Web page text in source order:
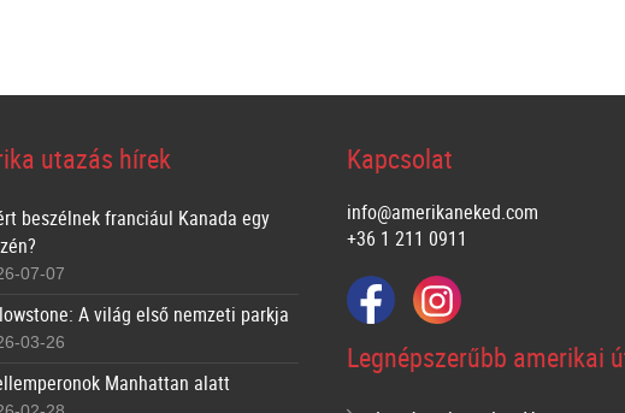
utazás hírek
beszélnek franciául Kanada egy
07-07
A világ első nemzeti parkja
03-26
Manhattan alatt
Kapcsolat
info@amerikaneked.com
+36 1 211 0911
Legnépszerűbb amerikai